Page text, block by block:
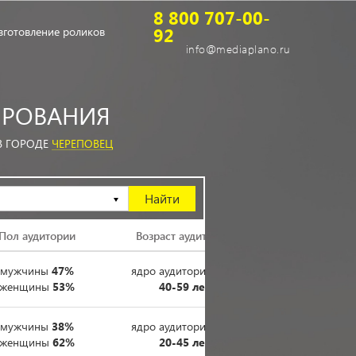
роликов
8 800 707-00-
92
info@mediaplano.ru
ГОРОДЕ ЧЕРЕПОВЕЦ
аудитории Возраст аудитории
мужчины 47%
женщины 53%
ядро аудитории
40-59 лет
мужчины 38%
женщины 62%
ядро аудитории
20-45 лет